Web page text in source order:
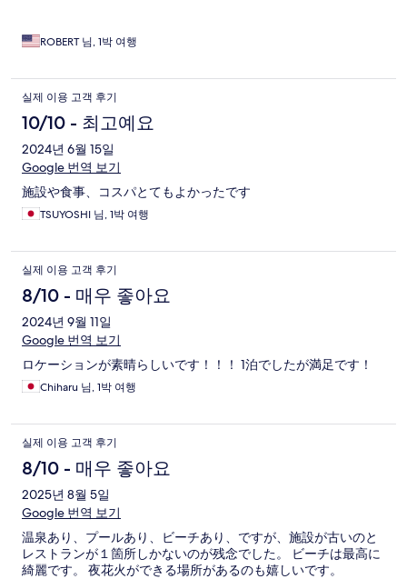
ROBERT 님, 1박 여행
실제 이용 고객 후기
10/10 - 최고예요
2024년 6월 15일
Google 번역 보기
施設や食事、コスパとてもよかったです
TSUYOSHI 님, 1박 여행
실제 이용 고객 후기
8/10 - 매우 좋아요
2024년 9월 11일
Google 번역 보기
ロケーションが素晴らしいです！！！ 1泊でしたが満足です！
Chiharu 님, 1박 여행
실제 이용 고객 후기
8/10 - 매우 좋아요
2025년 8월 5일
Google 번역 보기
温泉あり、プールあり、ビーチあり、ですが、施設が古いのと
レストランが１箇所しかないのが残念でした。 ビーチは最高に
綺麗です。 夜花火ができる場所があるのも嬉しいです。